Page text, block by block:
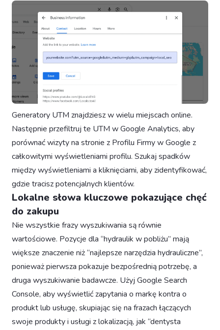
Generatory UTM znajdziesz w wielu miejscach online.
Następnie przefiltruj te UTM w Google Analytics, aby
porównać wizyty na stronie z Profilu Firmy w Google z
całkowitymi wyświetleniami profilu. Szukaj spadków
między wyświetleniami a kliknięciami, aby zidentyfikować,
gdzie tracisz potencjalnych klientów.
Lokalne słowa kluczowe pokazujące chęć
do zakupu
Nie wszystkie frazy wyszukiwania są równie
wartościowe. Pozycje dla “hydraulik w pobliżu” mają
większe znaczenie niż “najlepsze narzędzia hydrauliczne”,
ponieważ pierwsza pokazuje bezpośrednią potrzebę, a
druga wyszukiwanie badawcze. Użyj Google Search
Console, aby wyświetlić zapytania o markę kontra o
produkt lub usługę, skupiając się na frazach łączących
swoje produkty i usługi z lokalizacją, jak “dentysta